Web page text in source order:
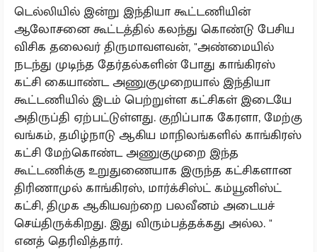
டெல்லியில் இன்று இந்தியா கூட்டணியின்
ஆலோசனை கூட்டத்தில் கலந்து கொண்டு பேசிய
விசிக தலைவர் திருமாவளவன், "அண்மையில்
நடந்து முடிந்த தேர்தல்களின் போது காங்கிரஸ்
கட்சி கையாண்ட அணுகுமுறையால் இந்தியா
கூட்டணியில் இடம் பெற்றுள்ள கட்சிகள் இடையே
அதிருப்தி ஏற்பட்டுள்ளது. குறிப்பாக கேரளா, மேற்கு
வங்கம், தமிழ்நாடு ஆகிய மாநிலங்களில் காங்கிரஸ்
கட்சி மேற்கொண்ட அணுகுமுறை இந்த
கூட்டணிக்கு உறுதுணையாக இருந்த கட்சிகளான
திரிணாமுல் காங்கிரஸ், மார்க்சிஸ்ட் கம்யூனிஸ்ட்
கட்சி, திமுக ஆகியவற்றை பலவீனம் அடையச்
செய்திருக்கிறது. இது விரும்பத்தக்கது அல்ல. "
எனத் தெரிவித்தார்.